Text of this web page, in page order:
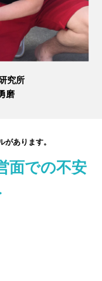
究所
磨
あります。
面での不安